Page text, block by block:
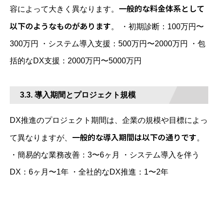
容によって大きく異なります。 一般的な料金体系として
以下のようなものがあります。 ・初期診断：100万円〜
300万円 ・システム導入支援：500万円〜2000万円 ・包
括的なDX支援：2000万円〜5000万円
3.3. 導入期間とプロジェクト規模
DX推進のプロジェクト期間は、企業の規模や目標によっ
て異なりますが、 一般的な導入期間は以下の通りです。
・簡易的な業務改善：3〜6ヶ月 ・システム導入を伴う
DX：6ヶ月〜1年 ・全社的なDX推進：1〜2年